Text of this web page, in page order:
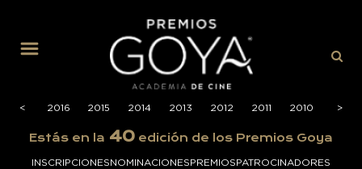
<
2017 2016 2015 2014 2013 2012 2011 2010 2009
>
Estás en la 40 edición de los Premios Goya
INSCRIPCIONESNOMINACIONESPREMIOSPATROCINADORES